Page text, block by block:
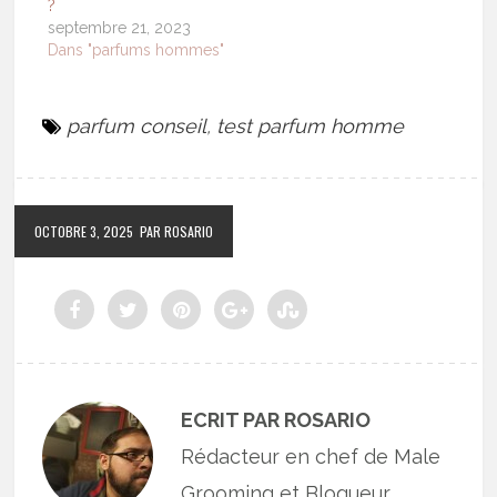
?
septembre 21, 2023
Dans "parfums hommes"
parfum conseil, test parfum homme
OCTOBRE 3, 2025 PAR ROSARIO
ECRIT PAR ROSARIO
Rédacteur en chef de Male